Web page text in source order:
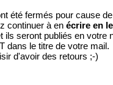
été fermés pour cause
continuer à en écrire en
ils seront publiés en votre
dans le titre de votre mail.
d'avoir des retours ;-)